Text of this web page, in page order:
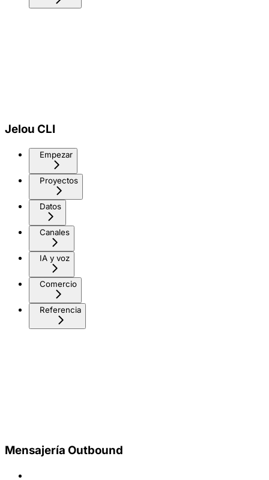
Jelou CLI
Empezar
Proyectos
Datos
Canales
IA y voz
Comercio
Referencia
Mensajería Outbound